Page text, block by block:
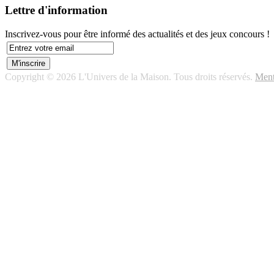
Lettre d'information
Inscrivez-vous pour être informé des actualités et des jeux concours !
Copyright © 2026 L'Univers de la Maison. Tous droits réservés.